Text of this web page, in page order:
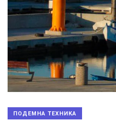
ПОДЕМНА ТЕХНИКА